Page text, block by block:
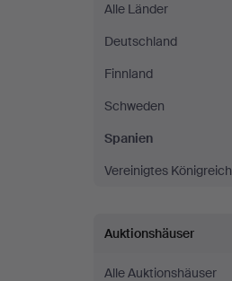
Alle Länder
Deutschland
Finnland
Schweden
Spanien
Vereinigtes Königreich
Auktionshäuser
Alle Auktionshäuser